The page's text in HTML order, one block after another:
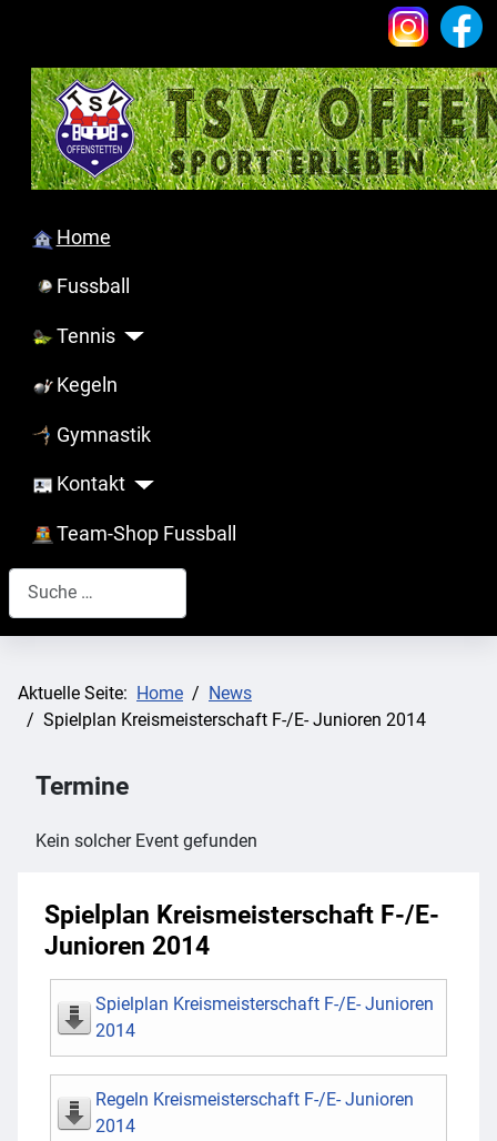
Home
Fussball
Tennis
Kegeln
Gymnastik
Kontakt
Team-Shop Fussball
Suchen
Aktuelle Seite: Home
News
Spielplan Kreismeisterschaft F-/E- Junioren 2014
Termine
Kein solcher Event gefunden
Spielplan Kreismeisterschaft F-/E-
Junioren 2014
Spielplan Kreismeisterschaft F-/E- Junioren
2014
Regeln Kreismeisterschaft F-/E- Junioren
2014